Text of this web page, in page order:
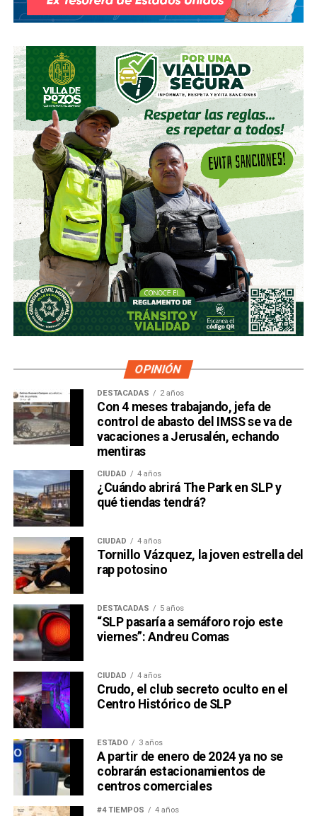
OPINIÓN
DESTACADAS 2 años
Con 4 meses trabajando, jefa de
control de abasto del IMSS se va de
vacaciones a Jerusalén, echando
mentiras
CIUDAD 4 años
¿Cuándo abrirá The Park en SLP y
qué tiendas tendrá?
CIUDAD 4 años
Tornillo Vázquez, la joven estrella del
rap potosino
DESTACADAS 5 años
“SLP pasaría a semáforo rojo este
viernes”: Andreu Comas
CIUDAD 4 años
Crudo, el club secreto oculto en el
Centro Histórico de SLP
ESTADO 3 años
A partir de enero de 2024 ya no se
cobrarán estacionamientos de
centros comerciales
#4 TIEMPOS 4 años